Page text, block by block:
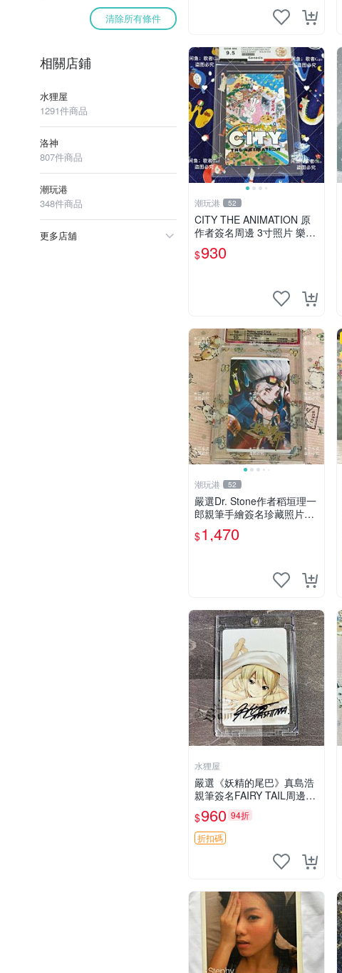
清除所有條件
相關店鋪
水狸屋
1291件商品
洛神
807件商品
潮玩港
348件商品
更多店舖
潮玩港 52
CITY THE ANIMATION 原
作者簽名周邊 3寸照片 樂高
卡磚 自製限量版 nichijou cit
y the animation 簽名照 卡
$930
潮玩港 52
嚴選Dr. Stone作者稻垣理一
郎親筆手繪簽名珍藏照片，
3英寸真品實拍 石紀、Doct
orStone、收藏
$1,470
水狸屋
嚴選《妖精的尾巴》真島浩
親筆簽名FAIRY TAIL周邊手
寫限量收藏 尺寸3寸 日本回
憶版中古 妖精的尾巴 周邊 F
AIRY_TAIL
$960 94折
折扣碼